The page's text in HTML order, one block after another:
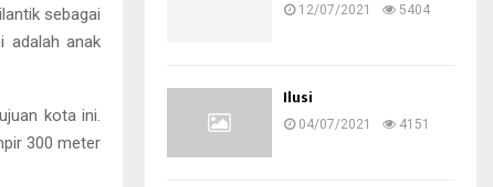
sebagai
adalah anak
kota ini.
300 meter
12/07/2021 5404
Ilusi
04/07/2021 4151